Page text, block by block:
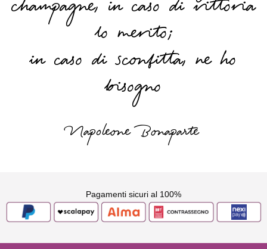
champagne, in caso di vittoria
lo merito;
in caso di sconfitta, ne ho
bisogno
Napoleone Bonaparte
Pagamenti sicuri al 100%